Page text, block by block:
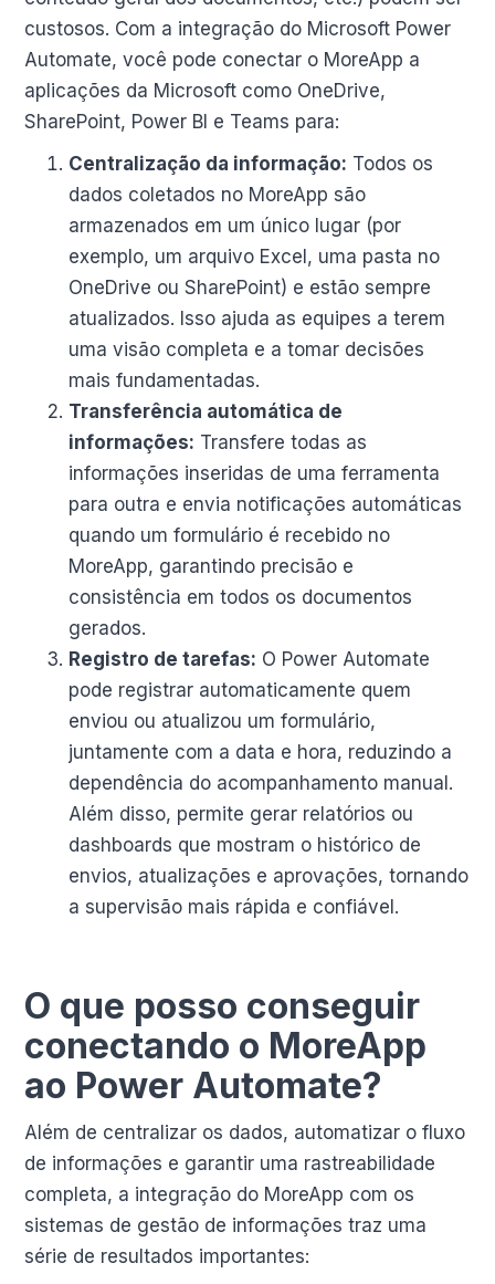
custosos. Com a integração do Microsoft Power
Automate, você pode conectar o MoreApp a
aplicações da Microsoft como OneDrive,
SharePoint, Power BI e Teams para:
Centralização da informação: Todos os
dados coletados no MoreApp são
armazenados em um único lugar (por
exemplo, um arquivo Excel, uma pasta no
OneDrive ou SharePoint) e estão sempre
atualizados. Isso ajuda as equipes a terem
uma visão completa e a tomar decisões
mais fundamentadas.
Transferência automática de
informações: Transfere todas as
informações inseridas de uma ferramenta
para outra e envia notificações automáticas
quando um formulário é recebido no
MoreApp, garantindo precisão e
consistência em todos os documentos
gerados.
Registro de tarefas: O Power Automate
pode registrar automaticamente quem
enviou ou atualizou um formulário,
juntamente com a data e hora, reduzindo a
dependência do acompanhamento manual.
Além disso, permite gerar relatórios ou
dashboards que mostram o histórico de
envios, atualizações e aprovações, tornando
a supervisão mais rápida e confiável.
O que posso conseguir
conectando o MoreApp
ao Power Automate?
Além de centralizar os dados, automatizar o fluxo
de informações e garantir uma rastreabilidade
completa, a integração do MoreApp com os
sistemas de gestão de informações traz uma
série de resultados importantes: